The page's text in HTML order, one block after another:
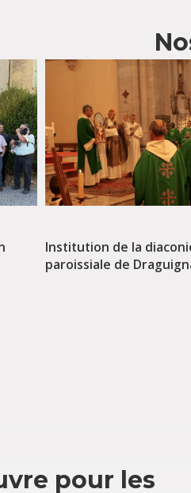
Institution de la
paroissiale de
pour les